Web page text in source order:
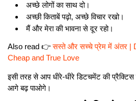
अच्छे लोगों का साथ दो।
अच्छी किताबें पढ़ो, अच्छे विचार रखो।
मैं और मेरा की भावना से दूर रहो।
Also read 👉सस्ते और सच्चे प्रेम में अंतर |
Cheap and True Love
इसी तरह से आप धीरे-धीरे डिटचमेंट की
आगे बढ़ पाओगे।